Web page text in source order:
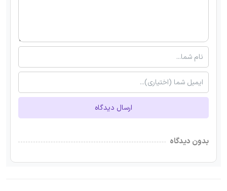
ارسال دیدگاه
بدون دیدگاه